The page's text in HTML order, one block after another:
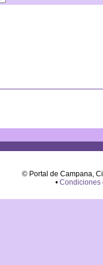
© Portal de Campana,
• Condiciones